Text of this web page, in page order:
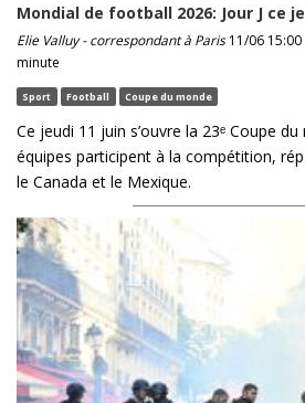
Mondial de football 2026: Jour J ce
Elie Valluy - correspondant à Paris11/06 15:00
minute
Sport Football Coupe du monde
Ce jeudi 11 juin s’ouvre la 23ᵉ Coupe
équipes participent à la compétition,
le Canada et le Mexique.